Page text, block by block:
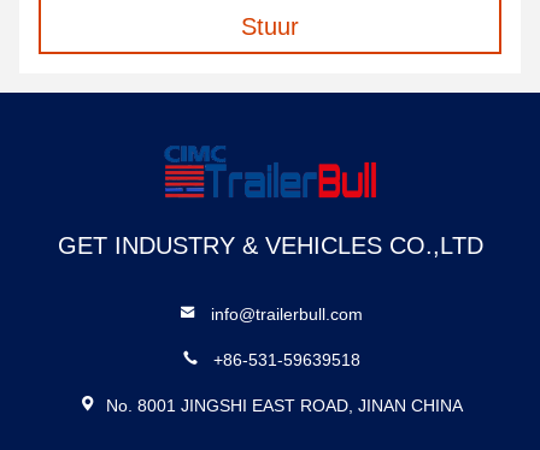
Stuur
GET INDUSTRY & VEHICLES CO.,LTD
info@trailerbull.com
+86-531-59639518
No. 8001 JINGSHI EAST ROAD, JINAN CHINA